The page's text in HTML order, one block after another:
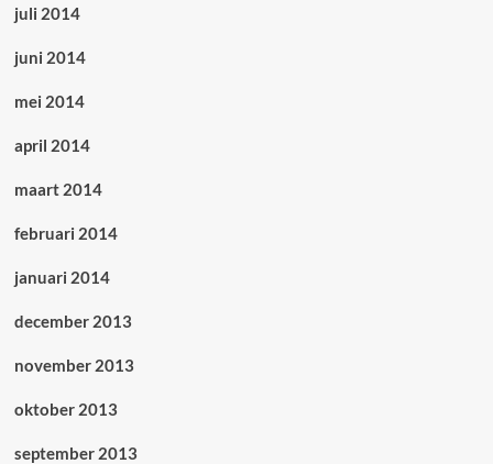
juli 2014
juni 2014
mei 2014
april 2014
maart 2014
februari 2014
januari 2014
december 2013
november 2013
oktober 2013
september 2013